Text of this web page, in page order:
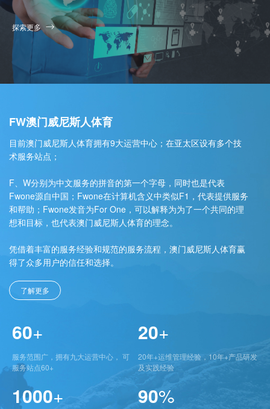
探索更多
FW澳门威尼斯人体育
目前澳门威尼斯人体育拥有9大运营中心；在亚太区设有多个技
术服务站点；
F、W分别为中文服务的拼音的第一个字母，同时也是代表
Fwone源自中国；Fwone在计算机含义中类似F1，代表提供服务
和帮助；Fwone发音为For One，可以解释为为了一个共同的理
想和目标，也代表澳门威尼斯人体育的理念。
凭借着丰富的服务经验和规范的服务流程，澳门威尼斯人体育赢
得了众多用户的信任和选择。
了解更多
60+
服务范围广，拥有九大运营中心， 可
服务站点60+
20+
20年+运维管理经验，10年+产品研发
及实践经验
1000+ 90%